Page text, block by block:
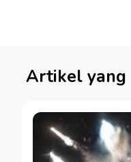
Artikel yang